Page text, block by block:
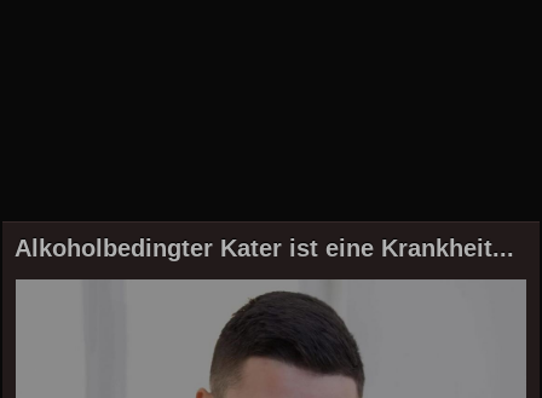
Alkoholbedingter Kater ist eine Krankheit...